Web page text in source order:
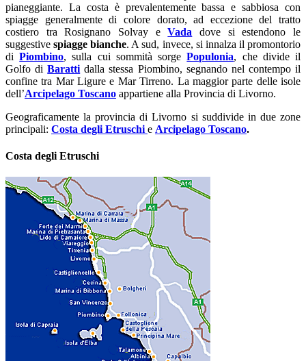
pianeggiante. La costa è prevalentemente bassa e sabbiosa con
spiagge generalmente di colore dorato, ad eccezione del tratto
costiero tra Rosignano Solvay eVada dove si estendono le
suggestivespiagge bianche. A sud, invece, si innalza il promontorio
diPiombino, sulla cui sommità sorgePopulonia, che divide il
Golfo diBaratti dalla stessa Piombino, segnando nel contempo il
confine tra Mar Ligure e Mar Tirreno. La maggior parte delle isole
dell’Arcipelago Toscano appartiene alla Provincia di Livorno.
Geograficamente la provincia di Livorno si suddivide in due zone
principali: Costa degli Etruschi e Arcipelago Toscano.
Costa degli Etruschi